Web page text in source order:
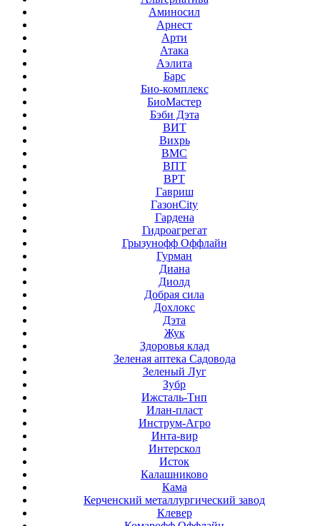
Аминосил
Арнест
Арти
Атака
Аэлита
Барс
Био-комплекс
БиоМастер
Бэби Дэта
ВИТ
Вихрь
ВМС
ВПТ
ВРТ
Гавриш
ГазонCity
Гардена
Гидроагрегат
Грызунофф Оффлайн
Гурман
Диана
Диолд
Добрая сила
Дохлокс
Дэта
Жук
Здоровья клад
Зеленая аптека Садовода
Зеленый Луг
Зубр
Ижсталь-Тнп
Илан-пласт
Инструм-Агро
Инта-вир
Интерскол
Исток
Калашниково
Кама
Керченский металлургический завод
Клевер